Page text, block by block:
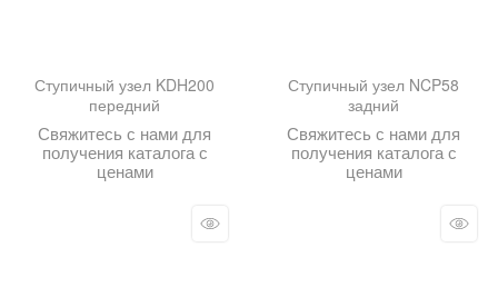
Ступичный узел KDH200
передний
Свяжитесь с нами для
получения каталога с
ценами
Ступичный узел NCP58
задний
Свяжитесь с нами для
получения каталога с
ценами